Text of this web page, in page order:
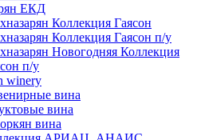
ЕКД
Коллекция Гаясон
Коллекция Гаясон п/у
Новогодняя Коллекция
п/у
winery
вина
вина
вина